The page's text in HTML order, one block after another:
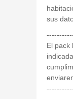
sus
El pack